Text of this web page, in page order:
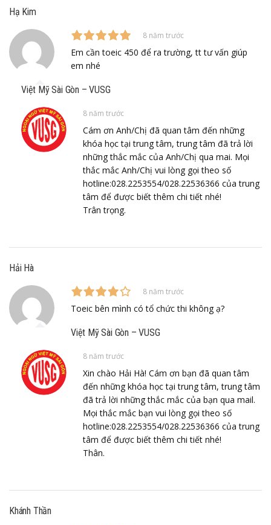
Hạ Kim
8 năm trước
Em cần toeic 450 để ra trường, tt tư vấn giúp
em nhé
Việt Mỹ Sài Gòn – VUSG
8 năm trước
Cám ơn Anh/Chị đã quan tâm đến những
khóa học tại trung tâm, trung tâm đã trả lời
những thắc mắc của Anh/Chị qua mai. Mọi
thắc mắc Anh/Chị vui lòng gọi theo số
hotline:028.2253554/028.22536366 của trung
tâm để được biết thêm chi tiết nhé!
Trân trọng.
Hải Hà
8 năm trước
Toeic bên mình có tổ chức thi không ạ?
Việt Mỹ Sài Gòn – VUSG
8 năm trước
Xin chào Hải Hà! Cám ơn bạn đã quan tâm
đến những khóa học tại trung tâm, trung tâm
đã trả lời những thắc mắc của bạn qua mail.
Mọi thắc mắc bạn vui lòng gọi theo số
hotline:028.2253554/028.22536366 của trung
tâm để được biết thêm chi tiết nhé!
Thân.
Khánh Thần